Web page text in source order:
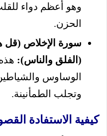
وهو أعظم دواء
الحزن.
سورة الإخلاص (قل
(الفلق والناس):
الوساوس والشياطين
وتجلب الطمأنينة.
كيفية الاستفادة